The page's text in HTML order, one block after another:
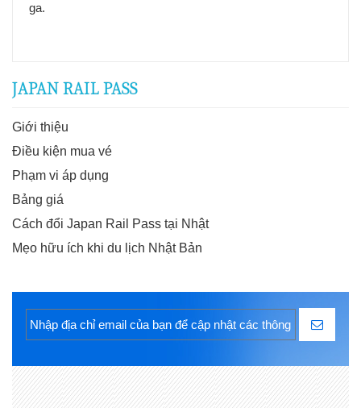
ga.
JAPAN RAIL PASS
Giới thiệu
Điều kiện mua vé
Phạm vi áp dụng
Bảng giá
Cách đổi Japan Rail Pass tại Nhật
Mẹo hữu ích khi du lịch Nhật Bản